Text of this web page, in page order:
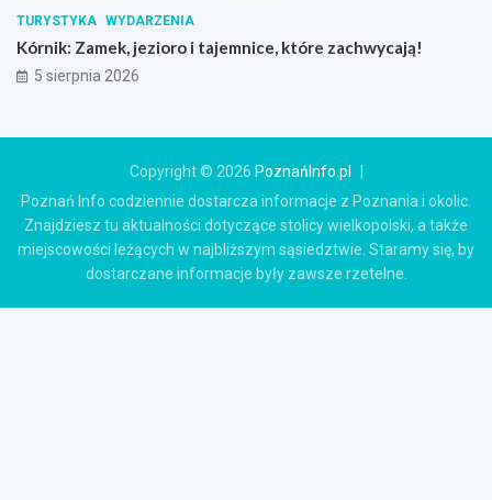
TURYSTYKA WYDARZENIA
Kórnik: Zamek, jezioro i tajemnice, które zachwycają!
5 sierpnia 2026
Copyright © 2026 PoznańInfo.pl
Poznań Info codziennie dostarcza informacje z Poznania i okolic.
Znajdziesz tu aktualności dotyczące stolicy wielkopolski, a także
miejscowości leżących w najbliższym sąsiedztwie. Staramy się, by
dostarczane informacje były zawsze rzetelne.